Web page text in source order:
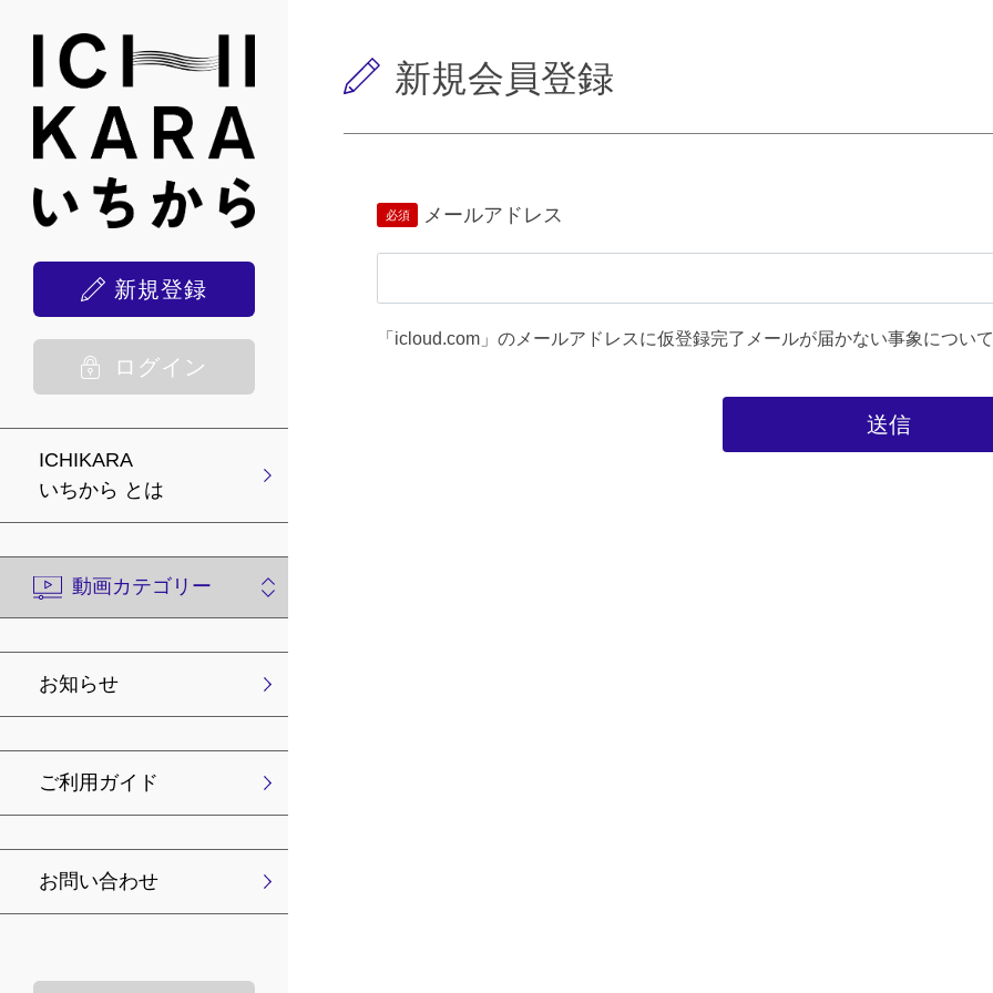
新規登録
ログイン
ICHIKARA
いちから とは
動画カテゴリー
お知らせ
ご利用ガイド
お問い合わせ
新規会員登録
メールアドレス
「icloud.com」のメールアドレスに仮登録完了メールが届かない事象につい
送信